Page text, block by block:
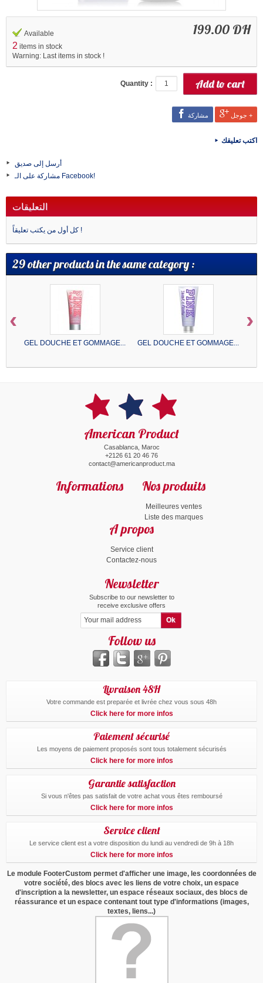
199.00 DH
Available
2 items in stock
Warning: Last items in stock !
Quantity :
مشاركة جوجل +
اكتب تعليقك
أرسل إلى صديق
مشاركة على الـ Facebook!
التعليقات
كل أول من يكتب تعليقاً !
29 other products in the same category :
GEL DOUCHE ET GOMMAGE... GEL DOUCHE ET GOMMAGE...
‹ ›
American Product
Casablanca, Maroc
+2126 61 20 46 76
contact@americanproduct.ma
Informations Nos produits
Meilleures ventes
Liste des marques
A propos
Service client
Contactez-nous
Newsletter
Subscribe to our newsletter to
receive exclusive offers
Follow us
Livraison 48H
Votre commande est preparée et livrée chez vous sous 48h
Click here for more infos
Paiement sécurisé
Les moyens de paiement proposés sont tous totalement sécurisés
Click here for more infos
Garantie satisfaction
Si vous n'êtes pas satisfait de votre achat vous êtes remboursé
Click here for more infos
Service client
Le service client est a votre disposition du lundi au vendredi de 9h à 18h
Click here for more infos
Le module FooterCustom permet d'afficher une image, les coordonnées de
votre société, des blocs avec les liens de votre choix, un espace
d'inscription a la newsletter, un espace réseaux sociaux, des blocs de
réassurance et un espace contenant tout type d'informations (images,
textes, liens...)